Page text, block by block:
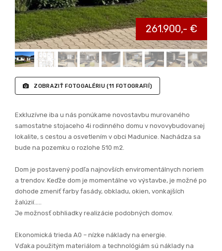
261.900,- €
ZOBRAZIŤ FOTOGALÉRIU (11 FOTOGRAFIÍ)
Exkluzívne iba u nás ponúkame novostavbu murovaného
lokalite, s cestou a osvetlením v obci Madunice. Nachádza sa
bude na pozemku o rozlohe 510 m2.